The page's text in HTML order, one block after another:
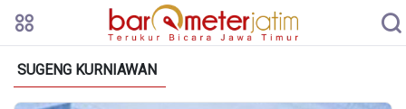
SUGENG KURNIAWAN